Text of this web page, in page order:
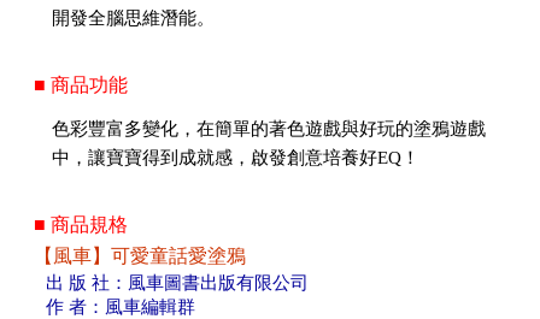
開發全腦思維潛能。
■ 商品功能
色彩豐富多變化，在簡單的著色遊戲與好玩的塗鴉遊戲
中，讓寶寶得到成就感，啟發創意培養好EQ！
■ 商品規格
【風車】可愛童話愛塗鴉
出 版 社：風車圖書出版有限公司
作 者：風車編輯群